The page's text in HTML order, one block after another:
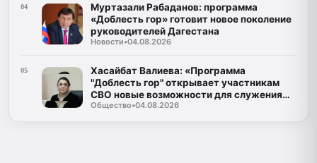
04
Муртазали Рабаданов: программа
«Доблесть гор» готовит новое поколение
руководителей Дагестана
Новости•04.08.2026
05
Хасайбат Валиева: «Программа
"Доблесть гор" открывает участникам
СВО новые возможности для служения
Дагестану»
Общество•04.08.2026